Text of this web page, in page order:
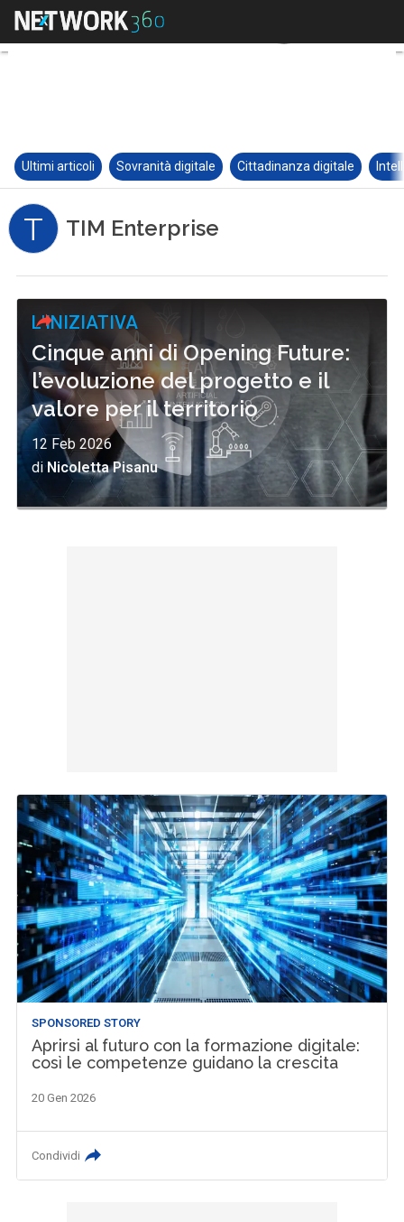
Ultimi articoli Sovranità digitale Cittadinanza digitale
T TIM Enterprise
L'INIZIATIVA
Cinque anni di Opening Future:
l’evoluzione del progetto e il
valore per il territorio
12 Feb 2026
diNicoletta Pisanu
SPONSORED STORY
Aprirsi al futuro con la formazione digitale:
così le competenze guidano la crescita
20 Gen 2026
Condividi